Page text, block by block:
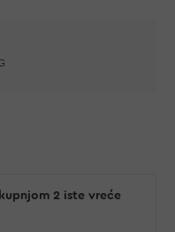
2 iste vreće